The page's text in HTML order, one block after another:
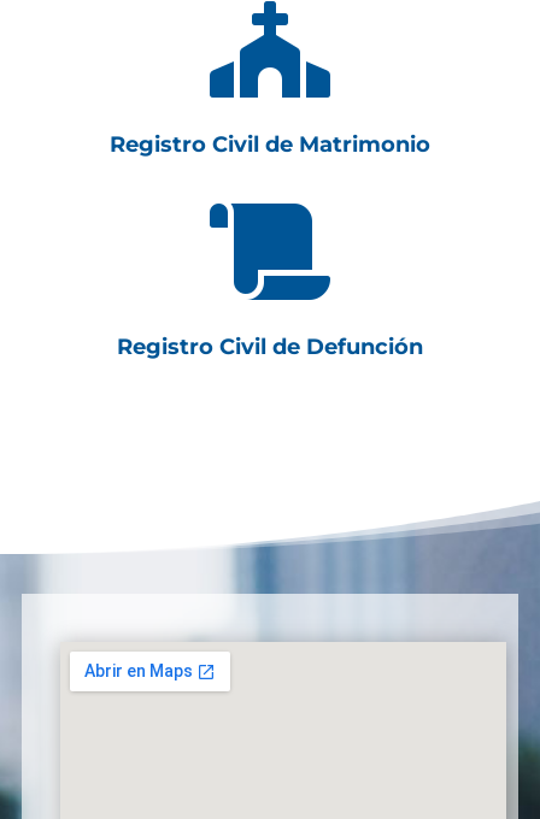

Registro Civil de Matrimonio

Registro Civil de Defunción